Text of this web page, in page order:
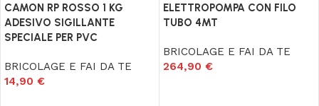
CAMON RP ROSSO 1 KG
ADESIVO SIGILLANTE
SPECIALE PER PVC
BRICOLAGE E FAI DA TE
14,90 €
ELETTROPOMPA CON FILO
TUBO 4MT
BRICOLAGE E FAI DA TE
264,90 €